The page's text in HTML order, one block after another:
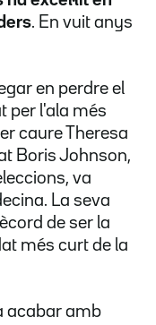
. En vuit anys
en perdre el
per l'ala més
caure Theresa
Boris Johnson,
va
La seva
de ser la
més curt de la
acabar amb